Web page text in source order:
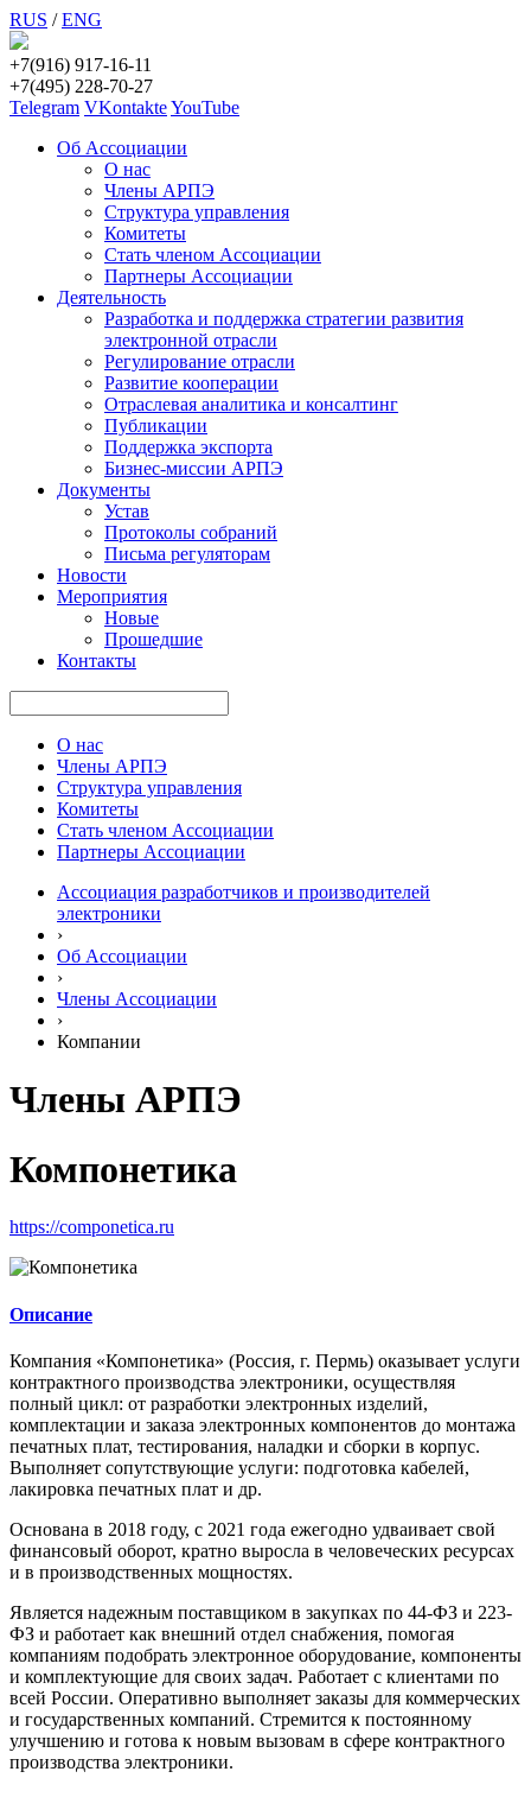
RUS /ENG
+7(916) 917-16-11
+7(495) 228-70-27
Telegram VKontakteYouTube
Об Ассоциации
О нас
Члены АРПЭ
Структура управления
Комитеты
Стать членом Ассоциации
Партнеры Ассоциации
Деятельность
Разработка и поддержка стратегии развития
электронной отрасли
Регулирование отрасли
Развитие кооперации
Отраслевая аналитика и консалтинг
Публикации
Поддержка экспорта
Бизнес-миссии АРПЭ
Документы
Устав
Протоколы собраний
Письма регуляторам
Новости
Мероприятия
Новые
Прошедшие
Контакты
О нас
Члены АРПЭ
Структура управления
Комитеты
Стать членом Ассоциации
Партнеры Ассоциации
Ассоциация разработчиков и производителей
электроники
›
Об Ассоциации
›
Члены Ассоциации
›
Компании
Члены АРПЭ
Компонетика
https://componetica.ru
Описание
Компания «Компонетика» (Россия, г. Пермь) оказывает услуги
контрактного производства электроники, осуществляя
полный цикл: от разработки электронных изделий,
комплектации и заказа электронных компонентов до монтажа
печатных плат, тестирования, наладки и сборки в корпус.
Выполняет сопутствующие услуги: подготовка кабелей,
лакировка печатных плат и др.
Основана в 2018 году, с 2021 года ежегодно удваивает свой
финансовый оборот, кратно выросла в человеческих ресурсах
и в производственных мощностях.
Является надежным поставщиком в закупках по 44-ФЗ и 223-
ФЗ и работает как внешний отдел снабжения, помогая
компаниям подобрать электронное оборудование, компоненты
и комплектующие для своих задач. Работает с клиентами по
всей России. Оперативно выполняет заказы для коммерческих
и государственных компаний. Стремится к постоянному
улучшению и готова к новым вызовам в сфере контрактного
производства электроники.